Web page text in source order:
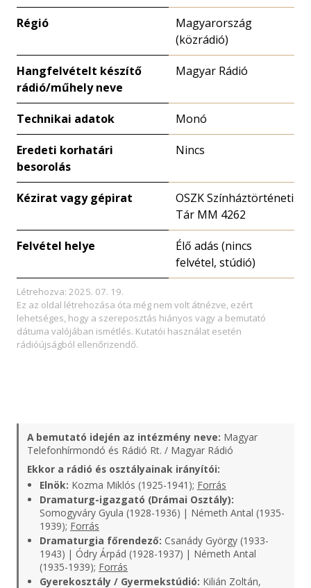
Régió
Magyarország
(közrádió)
Hangfelvételt készítő
rádió/műhely neve
Magyar Rádió
Technikai adatok Monó
Eredeti korhatári
besorolás
Nincs
Kézirat vagy gépirat
OSZK Színháztörténeti
Tár MM 4262
Felvétel helye
Élő adás (nincs
felvétel, stúdió)
Létrehozva: 2025. 07. 19.
Ez az oldal létrehozása óta még nem volt átnézve, ezért
lehetséges, hogy a szereposztás hiányos vagy a bemutató
dátuma valójában ismétlés. Kutatói használat esetén
rádióújságból ellenőrizendő.
A bemutató idején az intézmény neve: Magyar
Telefonhírmondó és Rádió Rt. / Magyar Rádió
Ekkor a rádió és osztályainak irányítói:
Elnök: Kozma Miklós (1925-1941); Forrás
Dramaturg-igazgató (Drámai Osztály):
Somogyváry Gyula (1928-1936) | Németh Antal (1935-
1939); Forrás
Dramaturgia főrendező: Csanády György (1933-
1943) | Ódry Árpád (1928-1937) | Németh Antal
(1935-1939); Forrás
Gyerekosztály / Gyermekstúdió: Kilián Zoltán,